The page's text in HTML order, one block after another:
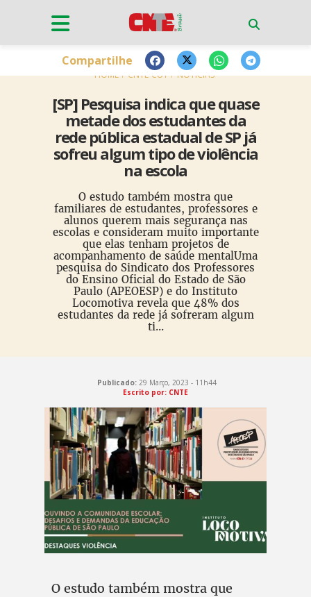
HOME CNTE-CUT NOTÍCIAS
[SP] Pesquisa indica que quase
metade dos estudantes da
rede pública estadual de SP já
sofreu algum tipo de violência
na escola
O estudo também mostra que
familiares de estudantes, professores e
alunos querem mais segurança nas
escolas e consideram muito importante
que elas tenham projetos de
acompanhamento de saúde mentalUma
pesquisa do Sindicato dos Professores
do Ensino Oficial do Estado de São
Paulo (APEOESP) e do Instituto
Locomotiva revela que 48% dos
estudantes da rede já sofreram algum
ti...
Compartilhe
Publicado:29 Março, 2023 - 11h44
Escrito por: CNTE
O estudo também mostra que